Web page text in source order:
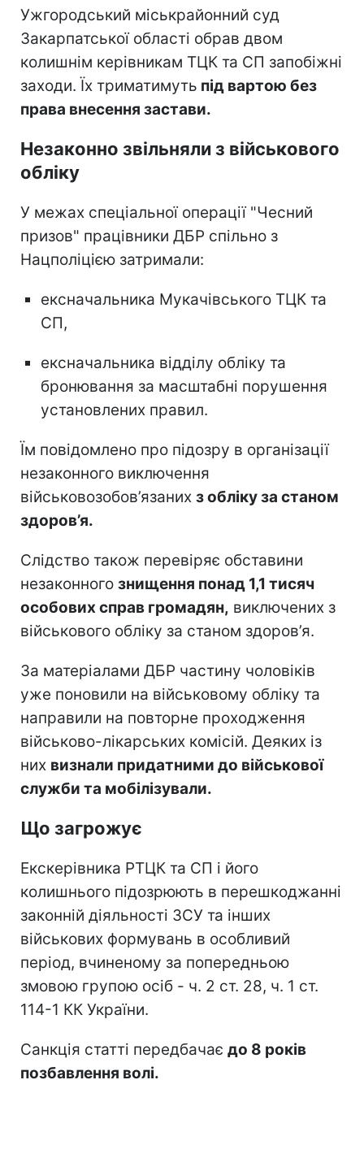
Ужгородський міськрайонний суд
Закарпатської області обрав двом
колишнім керівникам ТЦК та СП запобіжні
заходи. Їх триматимуть під вартою без
права внесення застави.
Незаконно звільняли з військового
обліку
У межах спеціальної операції "Чесний
призов" працівники ДБР спільно з
Нацполіцією затримали:
ексначальника Мукачівського ТЦК та
СП,
ексначальника відділу обліку та
бронювання за масштабні порушення
установлених правил.
Їм повідомлено про підозру в організації
незаконного виключення
військовозобов’язаних з обліку за станом
здоров’я.
Слідство також перевіряє обставини
незаконного знищення понад 1,1 тисяч
особових справ громадян, виключених з
військового обліку за станом здоров’я.
За матеріалами ДБР частину чоловіків
уже поновили на військовому обліку та
направили на повторне проходження
військово-лікарських комісій. Деяких із
них визнали придатними до військової
служби та мобілізували.
Що загрожує
Екскерівника РТЦК та СП і його
колишнього підозрюють в перешкоджанні
законній діяльності ЗСУ та інших
військових формувань в особливий
період, вчиненому за попередньою
змовою групою осіб - ч. 2 ст. 28, ч. 1 ст.
114-1 КК України.
Санкція статті передбачає до 8 років
позбавлення волі.